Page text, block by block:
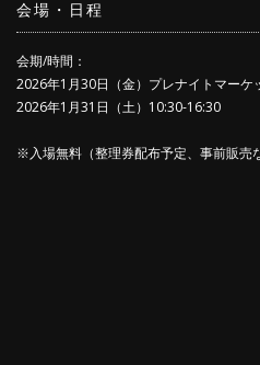
会場・日程
会期/時間：
2026年1月30日（金）プレナイトマーケ
2026年1月31日（土）10:30-16:30
※入場無料（整理券配布予定、事前販売